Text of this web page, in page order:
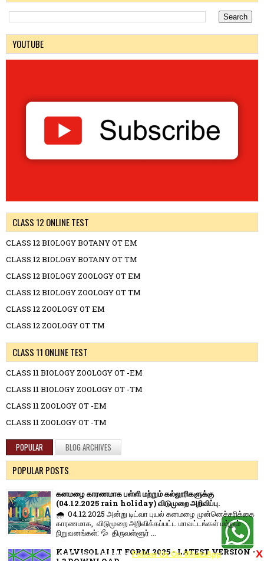
Get Latest Updates:Follow Us On WhatsApp X
YOUTUBE
CLASS 12 ONLINE TEST
CLASS 12 BIOLOGY BOTANY OT EM
CLASS 12 BIOLOGY BOTANY OT TM
CLASS 12 BIOLOGY ZOOLOGY OT EM
CLASS 12 BIOLOGY ZOOLOGY OT TM
CLASS 12 ZOOLOGY OT EM
CLASS 12 ZOOLOGY OT TM
CLASS 11 ONLINE TEST
CLASS 11 BIOLOGY ZOOLOGY OT -EM
CLASS 11 BIOLOGY ZOOLOGY OT -TM
CLASS 11 ZOOLOGY OT -EM
CLASS 11 ZOOLOGY OT -TM
POPULAR BLOG ARCHIVES
POPULAR POSTS
கனமழை காரணமாக பள்ளி மற்றும் கல்லூரிகளுக்கு
(04.12.2025 rain holiday) விடுமுறை அறிவிப்பு.
🌧️ 04.12.2025 அன்று டிட்வா புயல் கனமழை முன்னெச்சரிக்கை
காரணமாக, விடுமுறை அறிவிக்கப்பட்ட மாவட்டங்கள் மற்றும்
நிறுவனங்கள்: 💦 திருவள்ளூர் ...
KALVISOLAI I.T FORM 2025 - LATEST VERSION -